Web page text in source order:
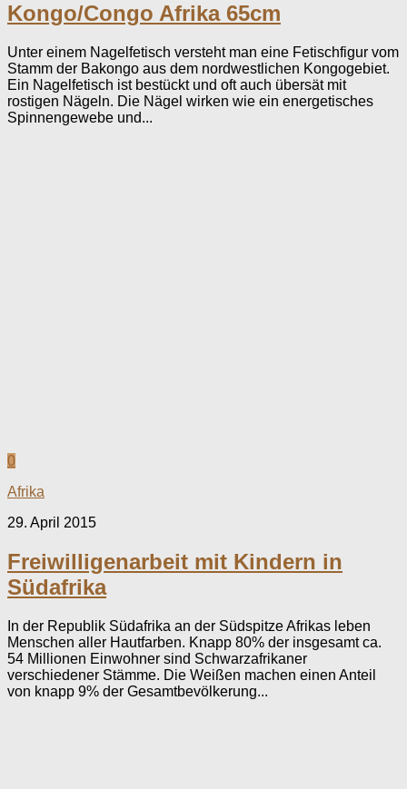
Kongo/Congo Afrika 65cm
Unter einem Nagelfetisch versteht man eine Fetischfigur vom
Stamm der Bakongo aus dem nordwestlichen Kongogebiet.
Ein Nagelfetisch ist bestückt und oft auch übersät mit
rostigen Nägeln. Die Nägel wirken wie ein energetisches
Spinnengewebe und...
0
Afrika
29. April 2015
Freiwilligenarbeit mit Kindern in
Südafrika
In der Republik Südafrika an der Südspitze Afrikas leben
Menschen aller Hautfarben. Knapp 80% der insgesamt ca.
54 Millionen Einwohner sind Schwarzafrikaner
verschiedener Stämme. Die Weißen machen einen Anteil
von knapp 9% der Gesamtbevölkerung...